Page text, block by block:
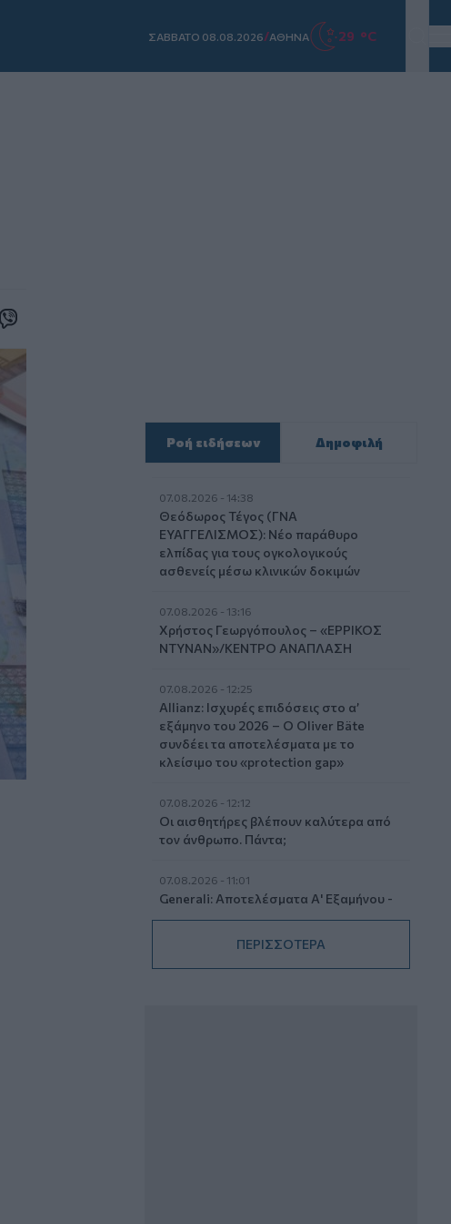
ΣAΒΒΑΤΟ 08.08.2026/ΑΘΗΝΑ 29 °C
Ροή ειδήσεων Δημοφιλή
07.08.2026 - 14:38
Θεόδωρος Τέγος (ΓΝΑ
ΕΥΑΓΓΕΛΙΣΜΟΣ): Νέο παράθυρο
ελπίδας για τους ογκολογικούς
ασθενείς μέσω κλινικών δοκιμών
07.08.2026 - 13:16
Χρήστος Γεωργόπουλος – «ΕΡΡΙΚΟΣ
ΝΤΥΝΑΝ»/ΚΕΝΤΡΟ ΑΝΑΠΛΑΣΗ
07.08.2026 - 12:25
Allianz: Ισχυρές επιδόσεις στο α’
εξάμηνο του 2026 – Ο Oliver Bäte
συνδέει τα αποτελέσματα με το
κλείσιμο του «protection gap»
07.08.2026 - 12:12
Οι αισθητήρες βλέπουν καλύτερα από
τον άνθρωπο. Πάντα;
07.08.2026 - 11:01
Generali: Αποτελέσματα Α' Εξαμήνου -
Εξαιρετική ανάπτυξη στα Λειτουργικά
Αποτελέσματα με συμβολή από όλες
τις επιχειρηματικές δραστηριότητες
ΠΕΡΙΣΣΟΤΕΡΑ